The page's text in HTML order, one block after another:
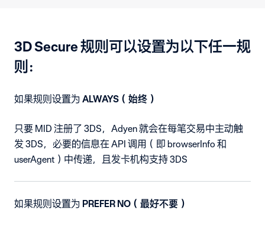
3D Secure 规则可以设置为以下任一规
则：
如果规则设置为 ALWAYS（始终）
只要 MID 注册了 3DS，Adyen 就会在每笔交易中主动触
发 3DS，必要的信息在 API 调用（即 browserInfo 和
userAgent）中传递，且发卡机构支持 3DS
如果规则设置为 PREFER NO（最好不要）